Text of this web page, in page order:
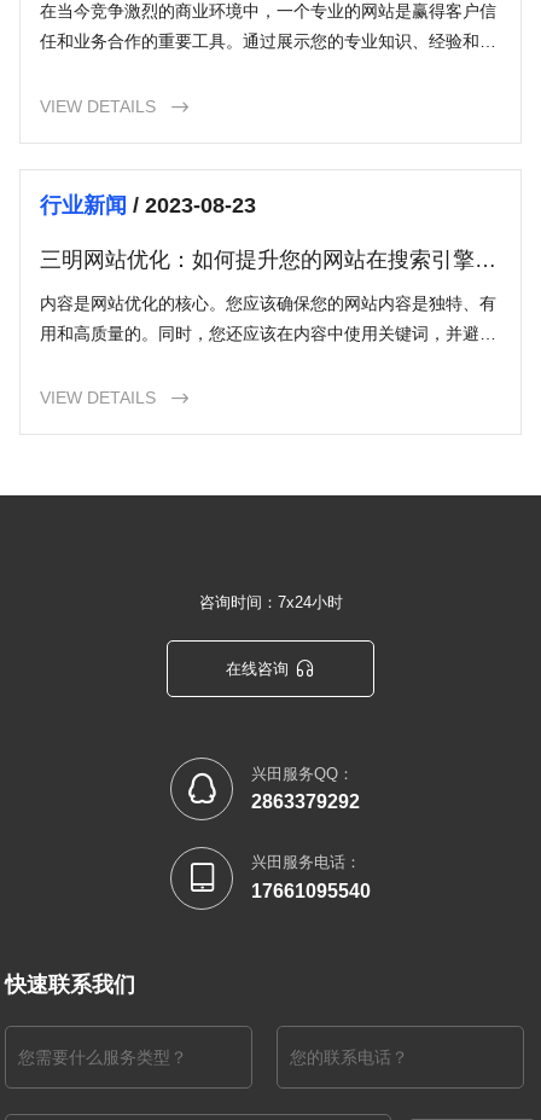
在当今竞争激烈的商业环境中，一个专业的网站是赢得客户信
任和业务合作的重要工具。通过展示您的专业知识、经验和成
获得更多商机。
VIEW DETAILS 
行业新闻/ 2023-08-23
三明网站优化：如何提升您的网站在搜索引擎中
的排名？
内容是网站优化的核心。您应该确保您的网站内容是独特、有
用和高质量的。同时，您还应该在内容中使用关键词，并避免
用标题和段落来组织您的内容，使其易于阅读和理解。
VIEW DETAILS 
咨询时间：7x24小时
在线咨询 
 兴田服务QQ：
2863379292
 兴田服务电话：
17661095540
快速联系我们